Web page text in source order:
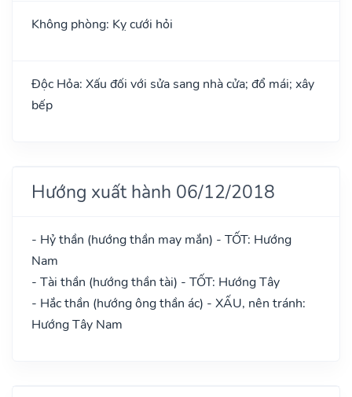
Không phòng: Kỵ cưới hỏi
Độc Hỏa: Xấu đối với sửa sang nhà cửa; đổ mái; xây
bếp
Hướng xuất hành 06/12/2018
- Hỷ thần (hướng thần may mắn) - TỐT: Hướng
Nam
- Tài thần (hướng thần tài) - TỐT: Hướng Tây
- Hắc thần (hướng ông thần ác) - XẤU, nên tránh:
Hướng Tây Nam